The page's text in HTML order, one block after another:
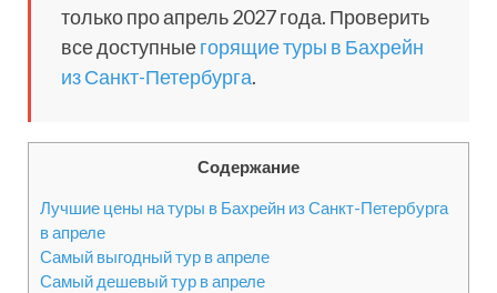
только про апрель 2027 года. Проверить
все доступныегорящие туры в Бахрейн
из Санкт-Петербурга.
Содержание
Лучшие цены на туры в Бахрейн из Санкт-Петербурга
в апреле
Самый выгодный тур в апреле
Самый дешевый тур в апреле